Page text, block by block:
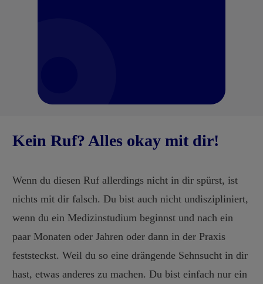
Kein Ruf? Alles okay mit dir!
Wenn du diesen Ruf allerdings nicht in dir spürst, ist
nichts mit dir falsch. Du bist auch nicht undiszipliniert,
wenn du ein Medizinstudium beginnst und nach ein
paar Monaten oder Jahren oder dann in der Praxis
feststeckst. Weil du so eine drängende Sehnsucht in dir
hast, etwas anderes zu machen. Du bist einfach nur ein